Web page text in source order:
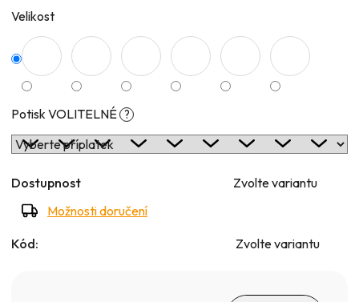
Velikost
Potisk VOLITELNÉ ?
Dostupnost
Zvolte variantu
Možnosti doručení
Kód: Zvolte variantu